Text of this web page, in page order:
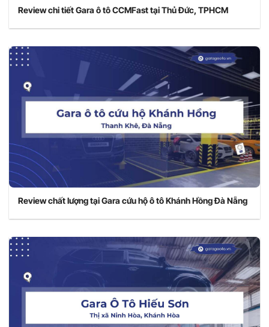
Review chi tiết Gara ô tô CCMFast tại Thủ Đức, TPHCM
Review chất lượng tại Gara cứu hộ ô tô Khánh Hồng Đà Nẵng